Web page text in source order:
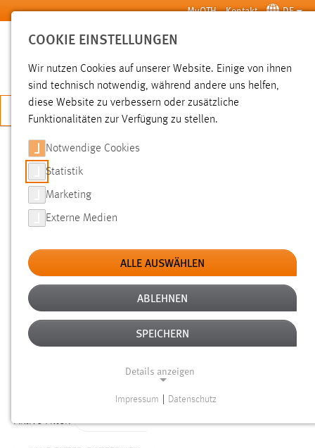
Zum Hauptinhalt springen MyOTH Kontakt DE
SUCHE
JETZT BEWERBEN
SUCHE
FILTER
Typ
Erstellungsdatum
Alter
Aktive Filter:
COOKIE EINSTELLUNGEN
Wir nutzen Cookies auf unserer Website. Einige von ihnen
sind technisch notwendig, während andere uns helfen,
diese Website zu verbessern oder zusätzliche
Funktionalitäten zur Verfügung zu stellen.
Notwendige Cookies
Statistik
Marketing
Externe Medien
ALLE AUSWÄHLEN
ABLEHNEN
SPEICHERN
Details anzeigen
Impressum Datenschutz